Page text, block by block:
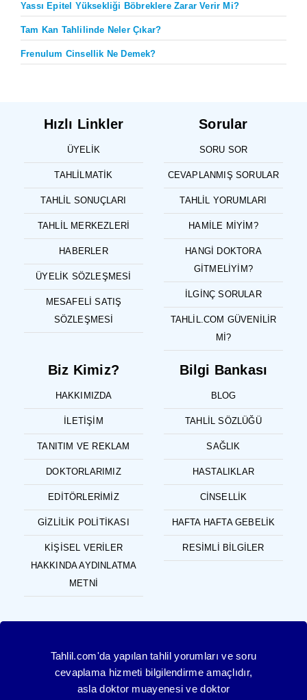
Yassı Epitel Yüksekliği Böbreklere Zarar Verir Mi?
Tam Kan Tahlilinde Neler Çıkar?
Frenulum Cinsellik Ne Demek?
Hızlı Linkler
ÜYELIK
TAHLILMATIK
TAHLIL SONUÇLARI
TAHLIL MERKEZLERI
HABERLER
ÜYELIK SÖZLEŞMESI
MESAFELI SATIŞ
SÖZLEŞMESI
Sorular
SORU SOR
CEVAPLANMIŞ SORULAR
TAHLIL YORUMLARI
HAMILE MIYIM?
HANGI DOKTORA
GITMELIYIM?
İLGINÇ SORULAR
TAHLIL.COM GÜVENILIR
MI?
Biz Kimiz?
HAKKIMIZDA
İLETIŞIM
TANITIM VE REKLAM
DOKTORLARIMIZ
EDITÖRLERIMIZ
GIZLILIK POLITIKASI
KIŞISEL VERILER
HAKKINDA AYDINLATMA
METNI
Bilgi Bankası
BLOG
TAHLIL SÖZLÜĞÜ
SAĞLIK
HASTALIKLAR
CINSELLIK
HAFTA HAFTA GEBELIK
RESIMLI BILGILER
Tahlil.com'da yapılan tahlil yorumları ve soru
cevaplama hizmeti bilgilendirme amaçlıdır,
asla doktor muayenesi ve doktor